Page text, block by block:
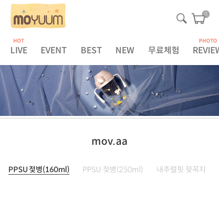
0
HOT
LIVE EVENT BEST NEW 무료체험
PHOTO
mov.aa
PPSU 젖병(160ml) PPSU 젖병(250ml) 내추럴핏 젖꼭지